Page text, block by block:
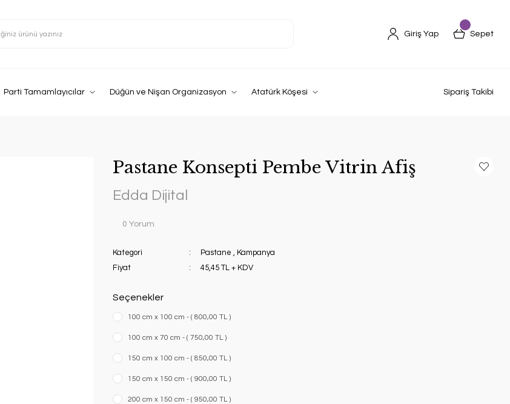
Giriş Yap Sepet
Parti Tamamlayıcılar Düğün ve Nişan Organizasyon Atatürk Köşesi Sipariş Takibi
Pastane Konsepti Pembe Vitrin Afiş
Edda Dijital
0 Yorum
Kategori Pastane , Kampanya
Fiyat
45,45 TL + KDV
Seçenekler
100 cm x 100 cm - ( 800,00 TL )
100 cm x 70 cm - ( 750,00 TL )
150 cm x 100 cm - ( 850,00 TL )
150 cm x 150 cm - ( 900,00 TL )
200 cm x 150 cm - ( 950,00 TL )